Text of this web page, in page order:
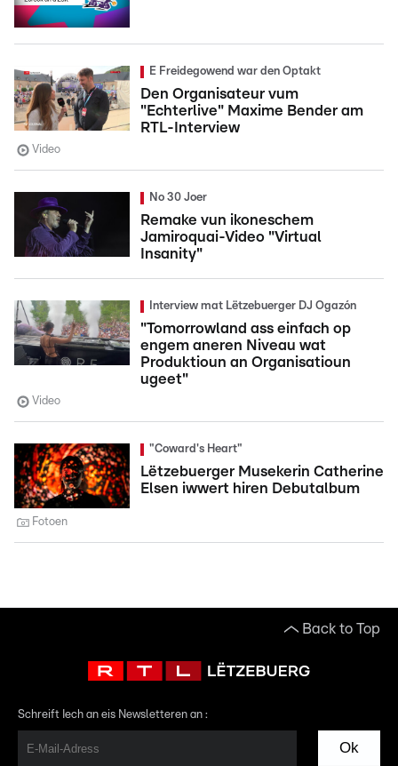
E Freidegowend war den Optakt
Den Organisateur vum
"Echterlive" Maxime Bender am
RTL-Interview
Video
No 30 Joer
Remake vun ikoneschem
Jamiroquai-Video "Virtual
Insanity"
Interview mat Lëtzebuerger DJ Ogazón
"Tomorrowland ass einfach op
engem aneren Niveau wat
Produktioun an Organisatioun
ugeet"
Video
"Coward's Heart"
Lëtzebuerger Musekerin Catherine
Elsen iwwert hiren Debutalbum
Fotoen
Back to Top
Schreift Iech an eis Newsletteren an :
Ok